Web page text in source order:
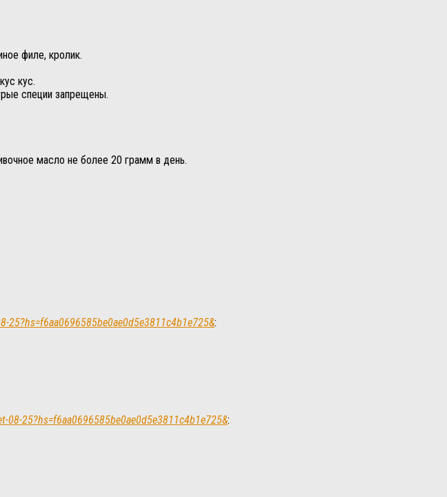
филе, кролик.
кус.
специи запрещены.
масло не более 20 грамм в день.
25?hs=f6aa0696585be0ae0d5e3811c4b1e725&:
25?hs=f6aa0696585be0ae0d5e3811c4b1e725&: